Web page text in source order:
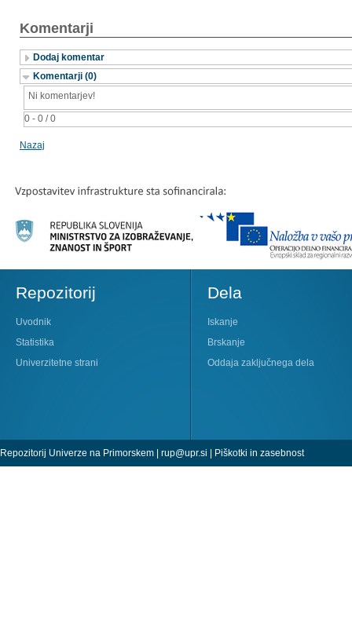
Komentarji
Dodaj komentar
Komentarji (0)
0 - 0 / 0
Ni komentarjev!
Nazaj
Repozitorij
Uvodnik
Statistika
Univerzitetne strani
Dela
Iskanje
Brskanje
Oddaja zaključnega dela
Repozitorij Univerze na Primorskem | rup@upr.si Piškotki in zasebnost